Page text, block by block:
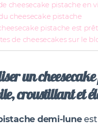
cheesecake pistache en
cheesecake pistache
pistache est prêt
de cheesecakes sur le
un
croustillant et
demi-luneest